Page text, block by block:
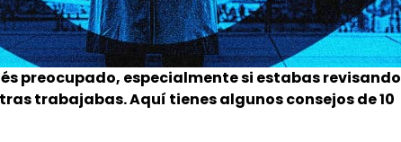
preocupado, especialmente si estabas revisando
trabajabas. Aquí tienes algunos consejos de 10